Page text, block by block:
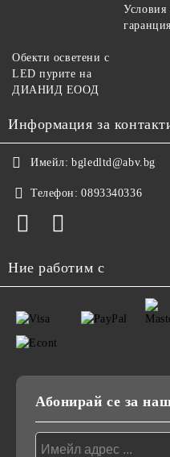
Условия
гаранция
Обекти осветени с
LED пурите на
ДИАНИД ЕООД
Информация за
Имейл: bgledltd@abv.bg
Телефон: 0893340336
Ние работим с
Абонирай се за